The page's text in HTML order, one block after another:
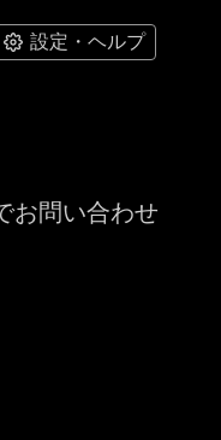
設定・ヘルプ
お問い合わせ